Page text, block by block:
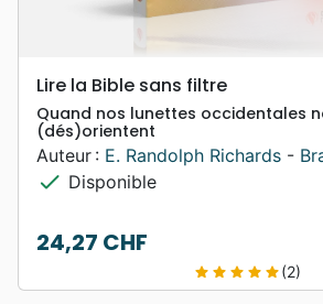
Lire la Bible sans filtre
Quand nos lunettes occidentales
(dés)orientent
Auteur : E. Randolph Richards -
check Disponible
Prix
24,27 CHF
star star star star star(2)